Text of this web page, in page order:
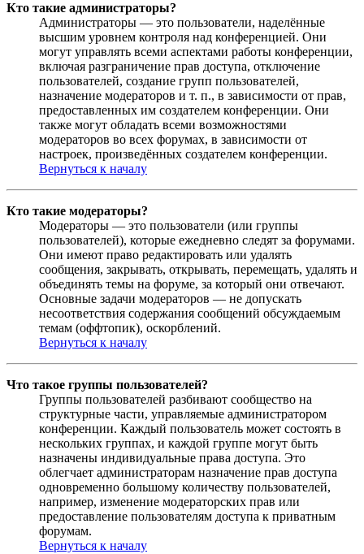
Кто такие администраторы?
Администраторы — это пользователи, наделённые
высшим уровнем контроля над конференцией. Они
могут управлять всеми аспектами работы конференции,
включая разграничение прав доступа, отключение
пользователей, создание групп пользователей,
назначение модераторов и т. п., в зависимости от прав,
предоставленных им создателем конференции. Они
также могут обладать всеми возможностями
модераторов во всех форумах, в зависимости от
настроек, произведённых создателем конференции.
Вернуться к началу
Кто такие модераторы?
Модераторы — это пользователи (или группы
пользователей), которые ежедневно следят за форумами.
Они имеют право редактировать или удалять
сообщения, закрывать, открывать, перемещать, удалять и
объединять темы на форуме, за который они отвечают.
Основные задачи модераторов — не допускать
несоответствия содержания сообщений обсуждаемым
темам (оффтопик), оскорблений.
Вернуться к началу
Что такое группы пользователей?
Группы пользователей разбивают сообщество на
структурные части, управляемые администратором
конференции. Каждый пользователь может состоять в
нескольких группах, и каждой группе могут быть
назначены индивидуальные права доступа. Это
облегчает администраторам назначение прав доступа
одновременно большому количеству пользователей,
например, изменение модераторских прав или
предоставление пользователям доступа к приватным
форумам.
Вернуться к началу